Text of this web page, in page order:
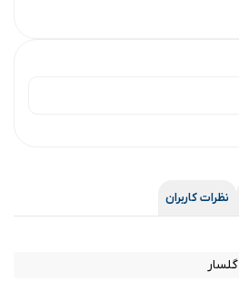
نظرات کاربران
گلسار